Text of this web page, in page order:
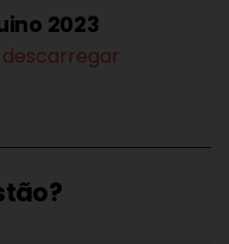
2023